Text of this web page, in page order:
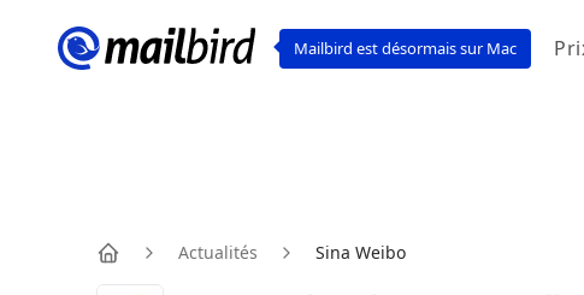
Mailbird est désormais sur Mac
Home
Actualités Sina Weibo